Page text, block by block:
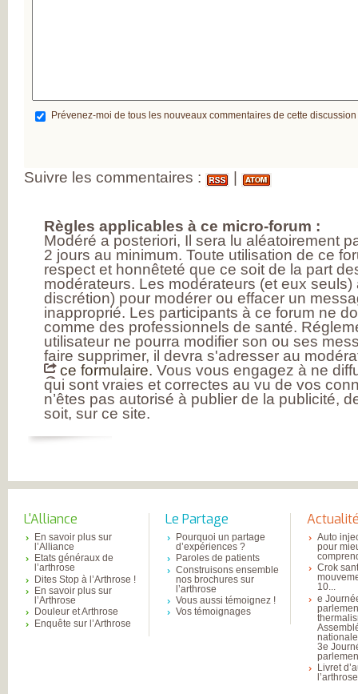
Prévenez-moi de tous les nouveaux commentaires de cette
Suivre les commentaires :
Règles applicables à ce micro-forum :
Modéré a posteriori, Il sera lu aléatoirement
2 jours au minimum. Toute utilisation de ce
respect et honnêteté que ce soit de la part
modérateurs. Les modérateurs (et eux
discrétion) pour modérer ou effacer un
inapproprié. Les participants à ce forum ne
comme des professionnels de santé.
utilisateur ne pourra modifier son ou ses
faire supprimer, il devra s'adresser au
ce formulaire. Vous vous engagez à ne
qui sont vraies et correctes au vu de vos
n’êtes pas autorisé à publier de la publicité,
soit, sur ce site.
L'Alliance
En savoir plus sur
l’Alliance
Etats généraux de
l’arthrose
Dites Stop à l’Arthrose !
En savoir plus sur
l’Arthrose
Douleur et Arthrose
Enquête sur l’Arthrose
Le Partage
Pourquoi un partage
d’expériences ?
Paroles de patients
Construisons ensemble
nos brochures sur
l’arthrose
Vous aussi témoignez !
Vos témoignages
Auto
pour
Crok
10...
e
3e
Livret
l’arthrose